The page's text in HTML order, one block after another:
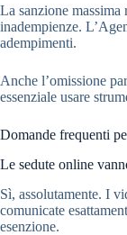
La sanzione
inadempienze.
adempimenti.
Anche l’omissione
essenziale usare
Domande frequenti
Le sedute online
Sì, assolutamente. I
comunicate
esenzione.